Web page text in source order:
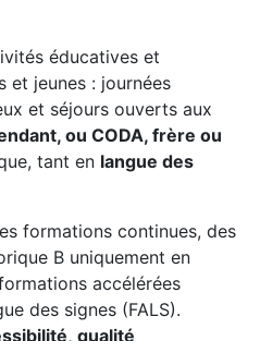
éducatives et
et jeunes : journées
et séjours ouverts aux
ou CODA, frère ou
tant en langue des
formations continues, des
B uniquement en
accélérées
des signes (FALS).
, qualité